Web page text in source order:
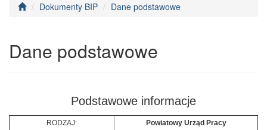
Dokumenty BIP Dane podstawowe
Dane podstawowe
Podstawowe informacje
RODZAJ: Powiatowy Urząd Pracy